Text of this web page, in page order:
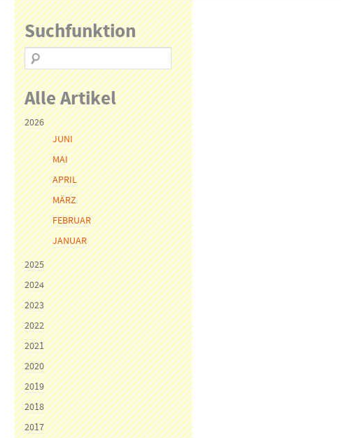
Suchfunktion
Alle Artikel
2026
JUNI
MAI
APRIL
MÄRZ
FEBRUAR
JANUAR
2025
2024
2023
2022
2021
2020
2019
2018
2017